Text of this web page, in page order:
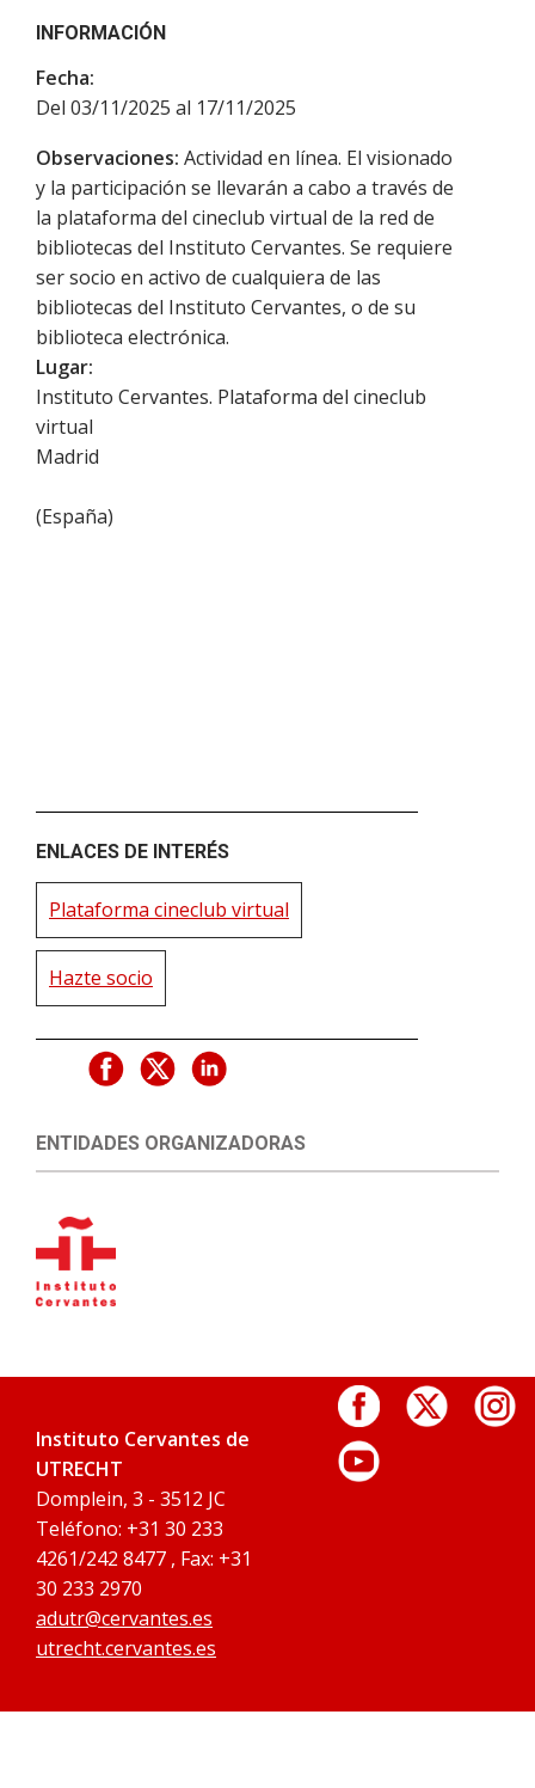
INFORMACIÓN
Fecha:
Del 03/11/2025 al 17/11/2025
Observaciones: Actividad en línea. El visionado
y la participación se llevarán a cabo a través de
la plataforma del cineclub virtual de la red de
bibliotecas del Instituto Cervantes. Se requiere
ser socio en activo de cualquiera de las
bibliotecas del Instituto Cervantes, o de su
biblioteca electrónica.
Lugar:
Instituto Cervantes. Plataforma del cineclub
virtual
Madrid
(España)
ENLACES DE INTERÉS
Plataforma cineclub virtual
Hazte socio
ENTIDADES ORGANIZADORAS
Instituto Cervantes de
UTRECHT
Domplein, 3 - 3512 JC
Teléfono: +31 30 233
4261/242 8477 , Fax: +31
30 233 2970
adutr@cervantes.es
utrecht.cervantes.es